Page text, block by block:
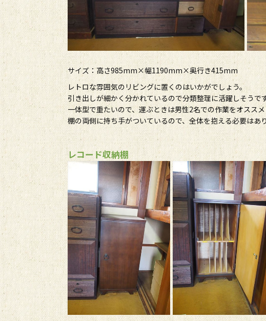
サイズ：高さ985mm×幅1190mm×奥行き415mm
レトロな雰囲気のリビングに置くのはいかがでしょう。
引き出しが細かく分かれているので分類整理に活躍しそうです
一体型で重たいので、運ぶときは男性2名での作業をオススメ
棚の両側に持ち手がついているので、全体を抱える必要はあ
レコード収納棚